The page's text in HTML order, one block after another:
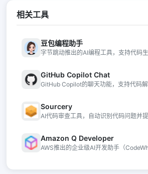
相关工具
豆包编程助手
字节跳动推出的AI编程工具，支持代码
GitHub Copilot Chat
GitHub Copilot的聊天功能，支持代码
Sourcery
AI代码审查工具，自动识别代码问题并
Amazon Q Developer
AWS推出的企业级AI开发助手（